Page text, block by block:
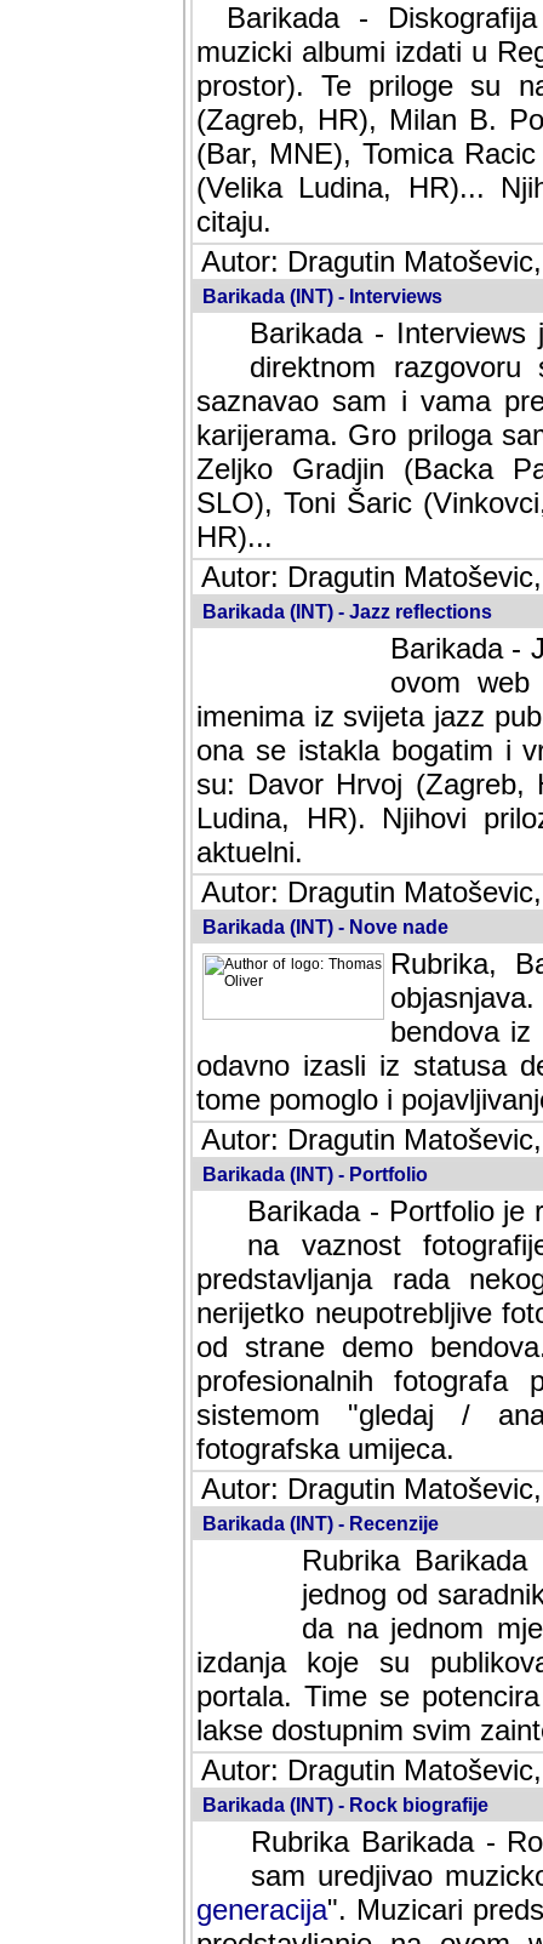
Barikada -
muzicki albumi izdati u
prostor). Te priloge su
(Zagreb, HR), Milan B.
(Bar, MNE), Tomica
(Velika Ludina, HR)...
citaju.
Autor: Dragutin
Barikada (INT) - Interviews
Barikada -
direktnom
saznavao sam i vama
karijerama. Gro priloga
Zeljko Gradjin (Backa
SLO), Toni Šaric
HR)...
Autor: Dragutin
Barikada (INT) - Jazz reflections
Barikada -
ovom web
imenima iz svijeta jazz
ona se istakla bogatim i
su: Davor Hrvoj (Zagreb,
Ludina, HR). Njihovi
aktuelni.
Autor: Dragutin
Barikada (INT) - Nove nade
Rubrika,
bendova
odavno izasli iz statusa
tome pomoglo i
Autor: Dragutin
Barikada (INT) - Portfolio
Barikada - Portfolio je
na vaznost
predstavljanja rada
nerijetko neupotrebljive
od strane demo
profesionalnih fotografa
sistemom "gledaj /
fotografska umijeca.
Autor: Dragutin
Barikada (INT) - Recenzije
Rubrika
jednog od
da na jednom
izdanja koje su
portala. Time se
lakse dostupnim svim
Autor: Dragutin
Barikada (INT) - Rock biografije
Rubrika Barikada -
sam uredjivao
generacija". Muzicari